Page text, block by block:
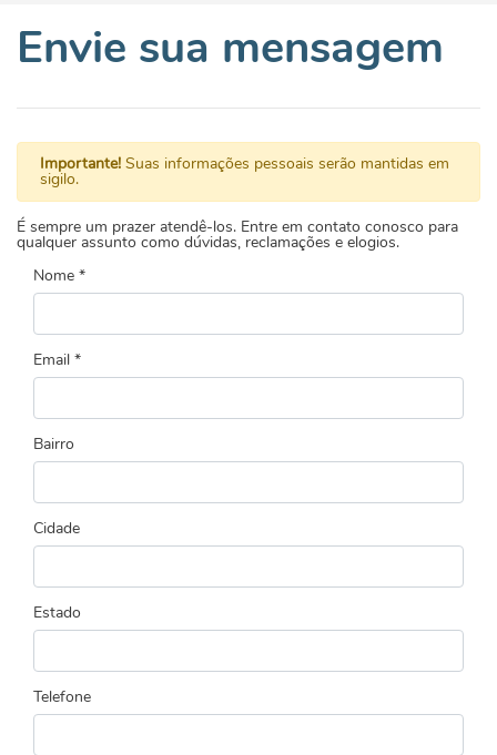
Envie sua mensagem
Importante! Suas informações pessoais serão mantidas em
sigilo.
É sempre um prazer atendê-los. Entre em contato conosco para
qualquer assunto como dúvidas, reclamações e elogios.
Nome *
Email *
Bairro
Cidade
Estado
Telefone